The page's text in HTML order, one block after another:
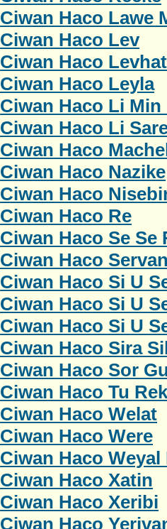
Ciwan Haco Lawe
Ciwan Haco Lev
Ciwan Haco
Ciwan Haco Leyla
Ciwan Haco Li Min
Ciwan Haco Li
Ciwan Haco
Ciwan Haco Nazike
Ciwan Haco
Ciwan Haco Re
Ciwan Haco Se Se
Ciwan Haco
Ciwan Haco Si U
Ciwan Haco Si U
Ciwan Haco Si U
Ciwan Haco Sira
Ciwan Haco Sor
Ciwan Haco Tu
Ciwan Haco Welat
Ciwan Haco Were
Ciwan Haco Weyal
Ciwan Haco Xatin
Ciwan Haco Xeribi
Ciwan Haco